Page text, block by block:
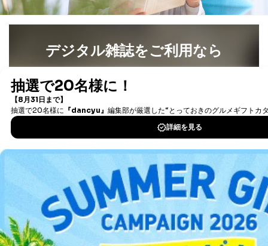
デジタル雑誌をご利用なら
書籍）が無料で読み放題！
DOWNLOAD FOR IOS
DOWNLOAD FOR ANDROID
ご利用方法はこちら